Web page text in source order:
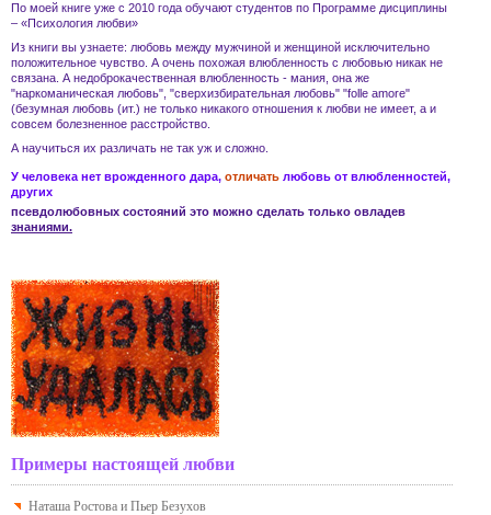
По моей книге уже с 2010 года обучают студентов по Программе дисциплины
– «Психология любви»
Из книги вы узнаете: любовь между мужчиной и женщиной исключительно
положительное чувство. А очень похожая влюбленность с любовью никак не
связана. А недоброкачественная влюбленность - мания , она же
"наркоманическая любовь", "сверхизбирательная любовь" "folle amore"
(безумная любовь (ит.) не только никакого отношения к любви не имеет, а и
совсем болезненное расстройство
А научиться их различать не так уж и сложно.
У человека нет врожденного дара, отличать любовь от влюбленностей,
других
псевдолюбовных состояний это можно сделать только овладев
знаниями.
Примеры настоящей любви
Наташа Ростова и Пьер Безухов